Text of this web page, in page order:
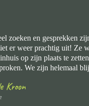
zoeken en gesprekken
er weer prachtig uit! Ze
op zijn plaats te
We zijn helemaal
Kroon